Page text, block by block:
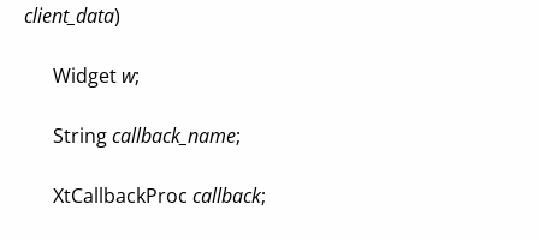
client_data)
Widget w;
Stringcallback_name;
XtCallbackProc callback;